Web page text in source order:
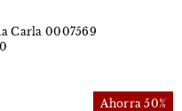
Carla 0007569
Ahorra 50%